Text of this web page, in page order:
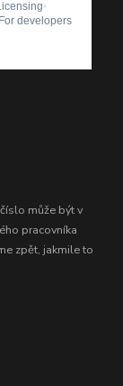
může být v
pracovníka
zpět, jakmile to